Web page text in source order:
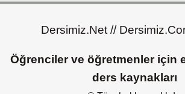
Dersimiz.Net //
Öğrenciler ve öğretmenler için
ders kaynakları